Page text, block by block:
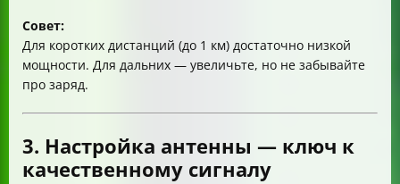
Совет:
Для коротких дистанций (до 1 км) достаточно низкой
мощности. Для дальних — увеличьте, но не забывайте
про заряд.
3. Настройка антенны — ключ к
качественному сигналу